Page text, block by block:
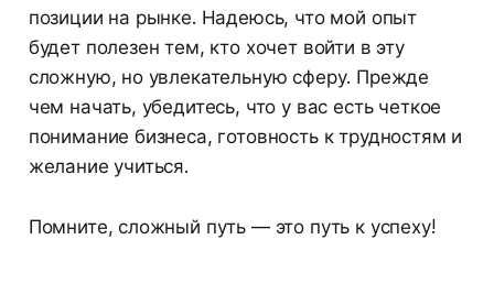
позиции на рынке. Надеюсь, что мой опыт
будет полезен тем, кто хочет войти в эту
сложную, но увлекательную сферу. Прежде
чем начать, убедитесь, что у вас есть четкое
понимание бизнеса, готовность к трудностям и
желание учиться.
Помните, сложный путь — это путь к успеху!